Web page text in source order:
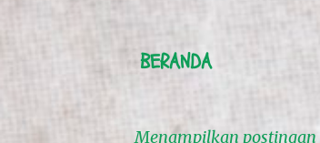
BERANDA
Menampilkan postingan